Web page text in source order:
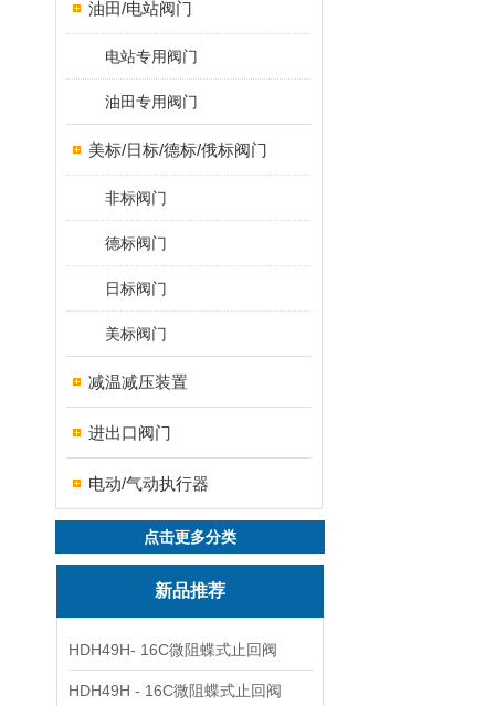
油田/电站阀门
电站专用阀门
油田专用阀门
美标/日标/德标/俄标阀门
非标阀门
德标阀门
日标阀门
美标阀门
减温减压装置
进出口阀门
电动/气动执行器
点击更多分类
新品推荐
HDH49H- 16C微阻蝶式止回阀
HDH49H - 16C微阻蝶式止回阀